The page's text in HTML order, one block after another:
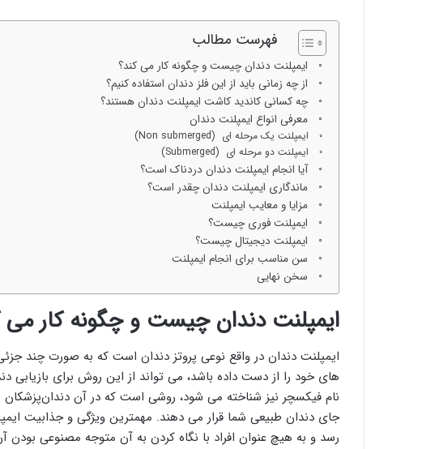
فهرست مطالب
ایمپلنت دندان چیست و چگونه کار می کند؟
از چه زمانی باید از این فلز دندان استفاده کنیم؟
چه کسانی کاندید کاشت ایمپلنت دندان هستند؟
معرفی انواع ایمپلنت دندان
ایمپلنت یک مرحله ای (Non submerged)
ایمپلنت دو مرحله ای (Submerged)
آیا انجام ایمپلنت دندان دردناک است؟
ماندگاری ایمپلنت دندان چقدر است؟
مزایا و معایب ایمپلنت
ایمپلنت فوری چیست؟
ایمپلنت دیجیتال چیست؟
سن مناسب برای انجام ایمپلنت
سخن نهایی
ایمپلنت دندان چیست و چگونه کار می
ایمپلنت دندان در واقع نوعی پروتز دندان است که به صورت چند
های خود را از دست داده باشد، می تواند از این روش برای بازیابی
نام فیکسچر نیز شناخته می شود، روشی است که در آن دندان‌پزشکان
جای دندان طبیعی شما قرار می دهند. مهمترین ویژگی و جذابیت
رسد و به هیچ عنوان افراد با نگاه کردن به آن متوجه مصنوعی بودن